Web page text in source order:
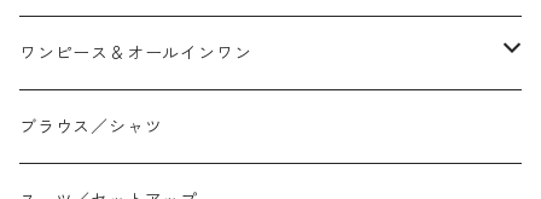
スリム/スキニー
ジョガー
フレア
アシンメトリー/切り替え
Tシャツ
ロンtee
ワンピース＆オールインワン
ワンピース
ブラウス／シャツ